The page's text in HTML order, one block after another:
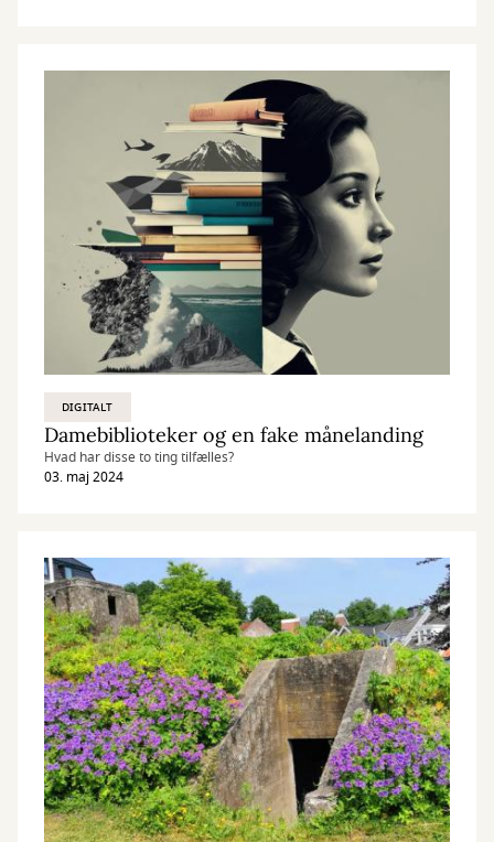
DIGITALT
Damebiblioteker og en fake månelanding
Hvad har disse to ting tilfælles?
03. maj 2024